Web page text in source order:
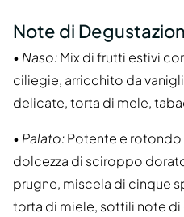
Note di
• Naso:Mix di frutti estivi
ciliegie, arricchito da
delicate, torta di mele,
• Palato:Potente e rotondo
dolcezza di sciroppo
prugne, miscela di cinque
torta di miele, sottili note di